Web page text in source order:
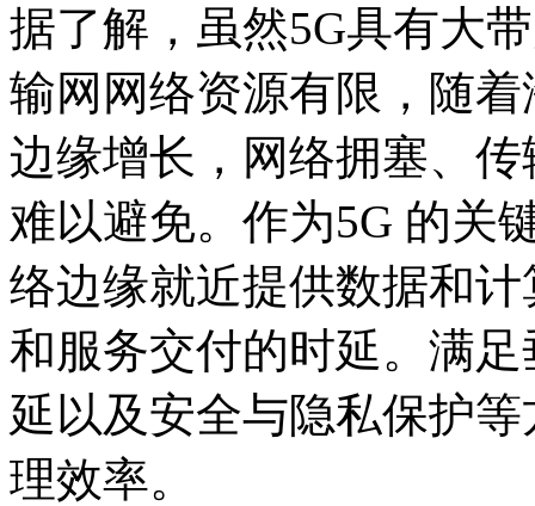
据了解，虽然5G具有大
输网网络资源有限，随
边缘增长，网络拥塞、
难以避免。作为5G 的关
络边缘就近提供数据和
和服务交付的时延。满
延以及安全与隐私保护
理效率。